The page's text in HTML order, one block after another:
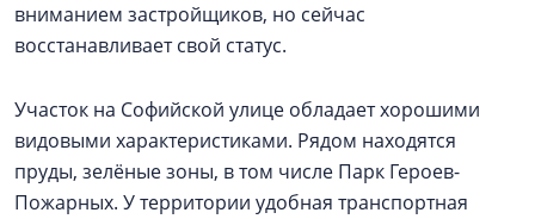
вниманием застройщиков, но сейчас
восстанавливает свой статус.
Участок на Софийской улице обладает хорошими
видовыми характеристиками. Рядом находятся
пруды, зелёные зоны, в том числе Парк Героев-
Пожарных. У территории удобная транспортная